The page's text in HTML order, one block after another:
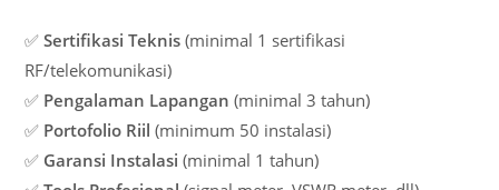
✅Sertifikasi Teknis (minimal 1 sertifikasi
RF/telekomunikasi)
✅ Pengalaman Lapangan (minimal 3 tahun)
✅ Portofolio Riil (minimum 50 instalasi)
✅ Garansi Instalasi (minimal 1 tahun)